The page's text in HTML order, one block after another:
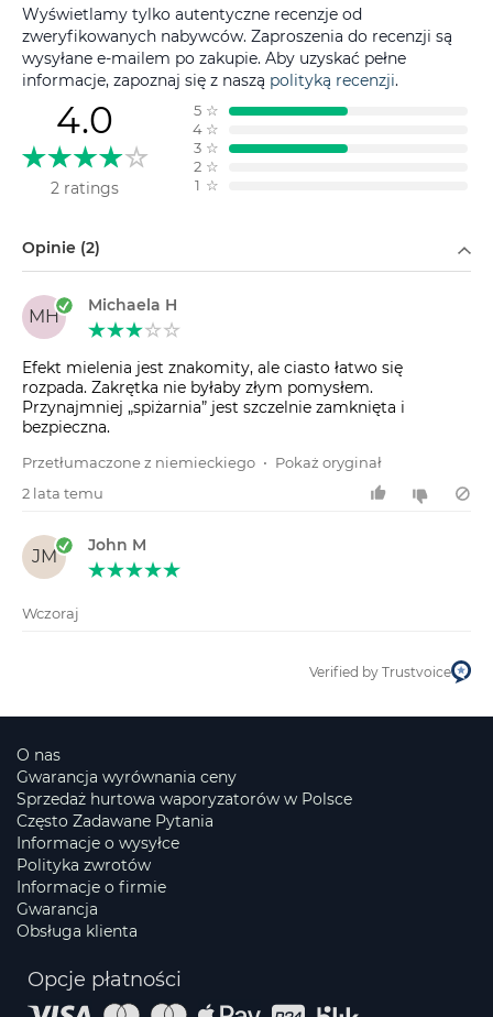
Wyświetlamy tylko autentyczne recenzje od
zweryfikowanych nabywców. Zaproszenia do recenzji są
wysyłane e-mailem po zakupie. Aby uzyskać pełne
informacje, zapoznaj się z naszą polityką recenzji.
4.0
2 ratings
5 ☆
4 ☆
3 ☆
2 ☆
1 ☆
Opinie (2)
MH
Michaela H
Efekt mielenia jest znakomity, ale ciasto łatwo się
rozpada. Zakrętka nie byłaby złym pomysłem.
Przynajmniej „spiżarnia” jest szczelnie zamknięta i
bezpieczna.
Przetłumaczone z niemieckiego • Pokaż oryginał
2 lata temu
JM
John M
Wczoraj
Verified by Trustvoice
O nas
Gwarancja wyrównania ceny
Sprzedaż hurtowa waporyzatorów w Polsce
Często Zadawane Pytania
Informacje o wysyłce
Polityka zwrotów
Informacje o firmie
Gwarancja
Obsługa klienta
Opcje płatności